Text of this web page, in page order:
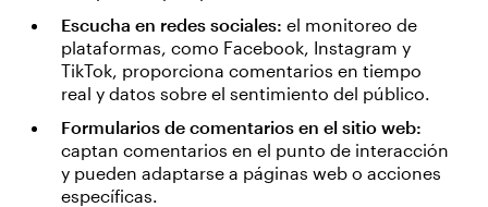
Escucha en redes sociales: el monitoreo de
plataformas, como Facebook, Instagram y
TikTok, proporciona comentarios en tiempo
real y datos sobre el sentimiento del público.
Formularios de comentarios en el sitio web:
captan comentarios en el punto de interacción
y pueden adaptarse a páginas web o acciones
específicas.